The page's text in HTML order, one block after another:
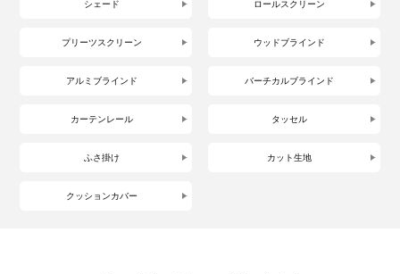
シェード ロールスクリーン
プリーツスクリーン ウッドブラインド
アルミブラインド バーチカルブラインド
カーテンレール タッセル
ふさ掛け カット生地
クッションカバー